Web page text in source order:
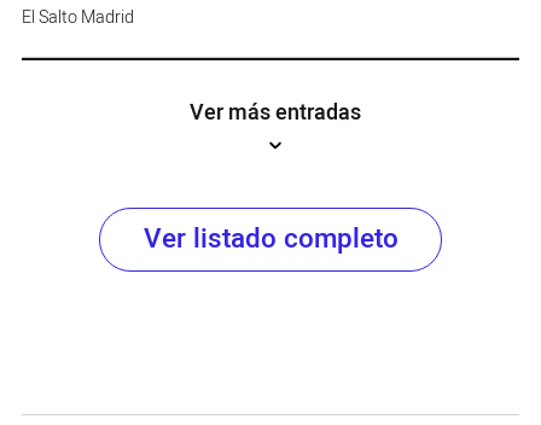
El Salto Madrid
Ver más entradas
Ver listado completo